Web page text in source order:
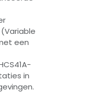
een
in